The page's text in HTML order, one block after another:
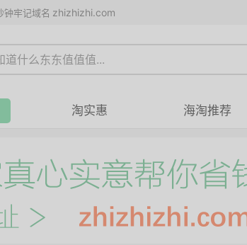
钟牢记域名 zhizhizhi.com
淘实惠 海淘推荐